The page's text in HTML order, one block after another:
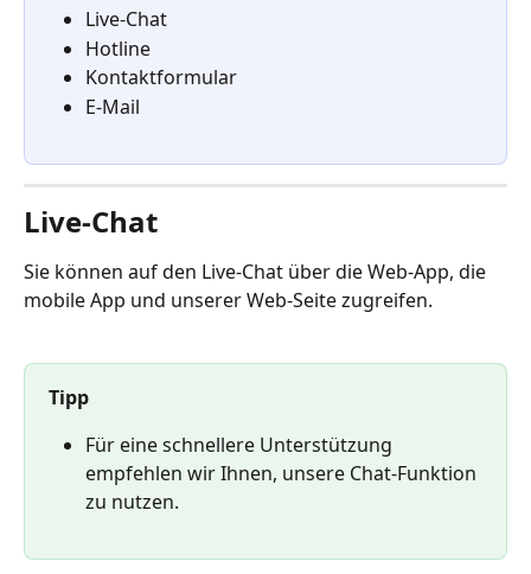
Live-Chat
Hotline
Kontaktformular
E-Mail
Live-Chat
Sie können auf den Live-Chat über die Web-App, die
mobile App und unserer Web-Seite zugreifen.
Tipp
Für eine schnellere Unterstützung
empfehlen wir Ihnen, unsere Chat-Funktion
zu nutzen.